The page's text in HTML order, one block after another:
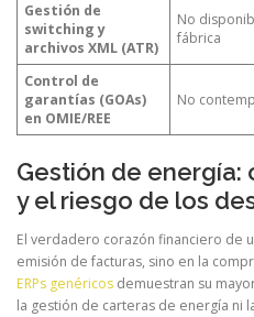
Gestión de
switching y
archivos XML (ATR)
No
fábrica
Control de
garantías (GOAs)
en OMIE/REE
No
Gestión de energía:
y el riesgo de los
El verdadero corazón financiero de
emisión de facturas, sino en la
ERPs genéricos demuestran su
la gestión de carteras de energía ni